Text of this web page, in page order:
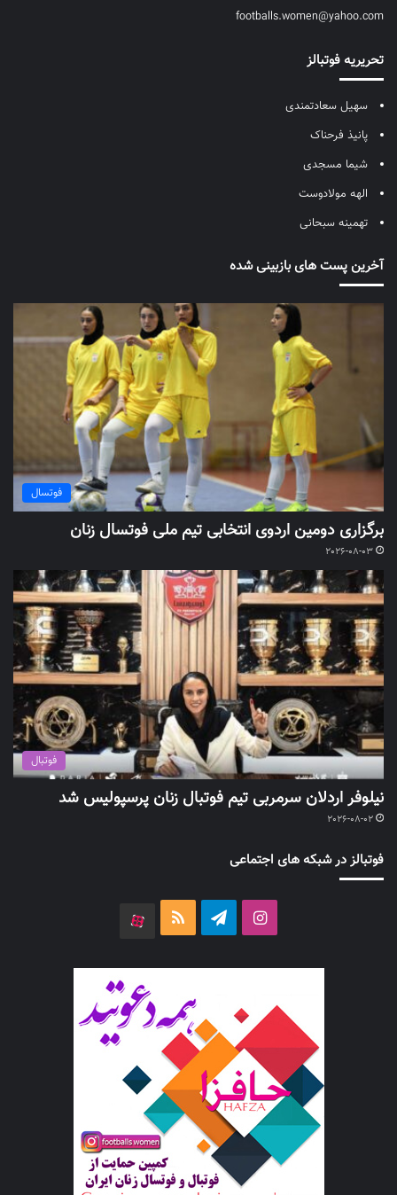
footballs.women@yahoo.com
تحریریه فوتبالز
سهیل سعادتمندی
پانیذ فرحناک
شیما مسجدی
الهه مولادوست
تهمینه سبحانی
آخرین پست های بازبینی شده
فوتسال
برگزاری دومین اردوی انتخابی تیم ملی فوتسال زنان
2026-08-03
فوتبال
نیلوفر اردلان سرمربی تیم فوتبال زنان پرسپولیس شد
2026-08-02
فوتبالز در شبکه های اجتماعی
اینستاگرامتلگرام خوراک